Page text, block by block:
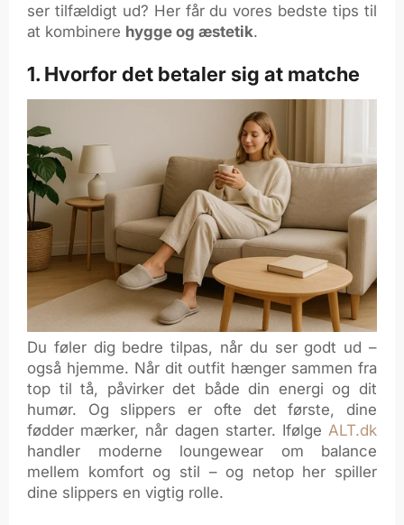
ser tilfældigt ud? Her får du vores bedste tips til
at kombinere hygge og æstetik.
1. Hvorfor det betaler sig at matche
Du føler dig bedre tilpas, når du ser godt ud –
også hjemme. Når dit outfit hænger sammen fra
top til tå, påvirker det både din energi og dit
humør. Og slippers er ofte det første, dine
fødder mærker, når dagen starter. Ifølge ALT.dk
handler moderne loungewear om balance
mellem komfort og stil – og netop her spiller
dine slippers en vigtig rolle.